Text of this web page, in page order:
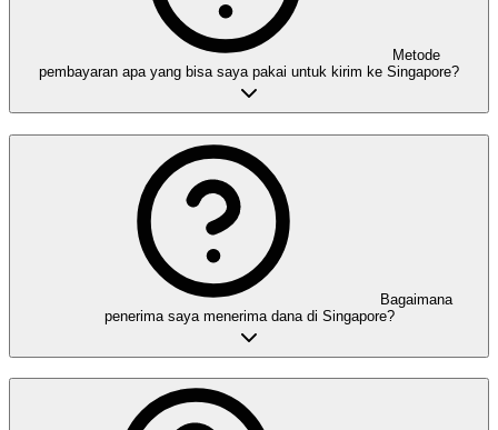
Metode
pembayaran apa yang bisa saya pakai untuk kirim ke Singapore?
Bagaimana
penerima saya menerima dana di Singapore?